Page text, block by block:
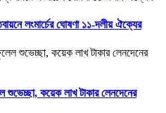
লংমার্চের ঘোষণা ১১-দলীয় ঐক্যের
কয়েক লাখ টাকার লেনদেনের